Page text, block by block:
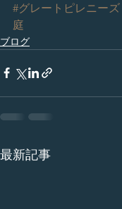
#グレートピレニーズ
庭
ブログ
最新記事